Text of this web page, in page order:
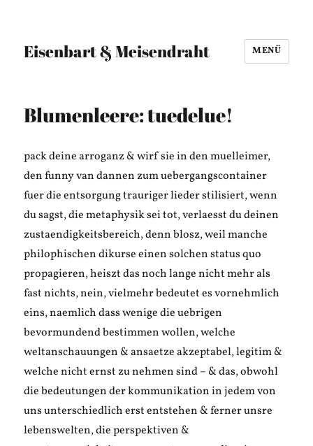
Eisenbart & Meisendraht MENÜ
Blumenleere: tuedelue!
pack deine arroganz & wirf sie in den muelleimer,
den funny van dannen zum uebergangscontainer
fuer die entsorgung trauriger lieder stilisiert, wenn
du sagst, die metaphysik sei tot, verlaesst du deinen
zustaendigkeitsbereich, denn blosz, weil manche
philophischen dikurse einen solchen status quo
propagieren, heiszt das noch lange nicht mehr als
fast nichts, nein, vielmehr bedeutet es vornehmlich
eins, naemlich dass wenige die uebrigen
bevormundend bestimmen wollen, welche
weltanschauungen & ansaetze akzeptabel, legitim &
welche nicht ernst zu nehmen sind – & das, obwohl
die bedeutungen der kommunikation in jedem von
uns unterschiedlich erst entstehen & ferner unsre
lebenswelten, die perspektiven &